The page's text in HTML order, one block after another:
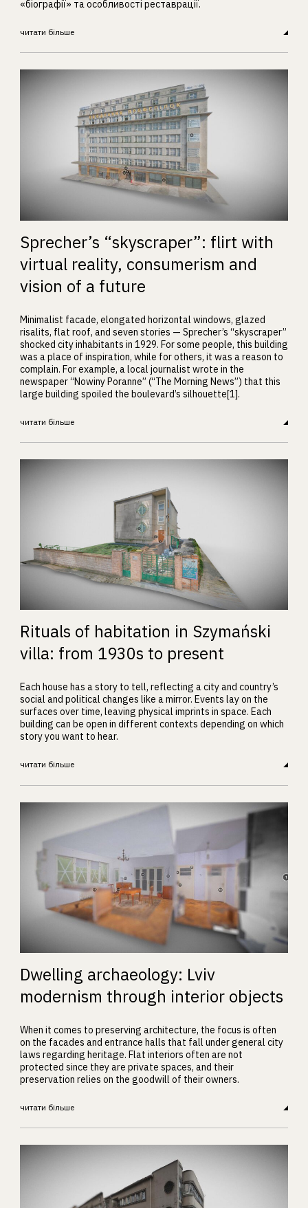
«біографії» та особливості реставрації.
читати більше
Sprecher’s “skyscraper”: flirt with
virtual reality, consumerism and
vision of a future
Minimalist facade, elongated horizontal windows, glazed
risalits, flat roof, and seven stories — Sprecher’s “skyscraper”
shocked city inhabitants in 1929. For some people, this building
was a place of inspiration, while for others, it was a reason to
complain. For example, a local journalist wrote in the
newspaper “Nowiny Poranne” (“The Morning News”) that this
large building spoiled the boulevard’s silhouette[1].
читати більше
Rituals of habitation in Szymański
villa: from 1930s to present
Each house has a story to tell, reflecting a city and country’s
social and political changes like a mirror. Events lay on the
surfaces over time, leaving physical imprints in space. Each
building can be open in different contexts depending on which
story you want to hear.
читати більше
Dwelling archaeology: Lviv
modernism through interior objects
When it comes to preserving architecture, the focus is often
on the facades and entrance halls that fall under general city
laws regarding heritage. Flat interiors often are not
protected since they are private spaces, and their
preservation relies on the goodwill of their owners.
читати більше